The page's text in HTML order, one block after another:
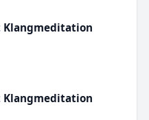
Klangmeditation
Klangmeditation